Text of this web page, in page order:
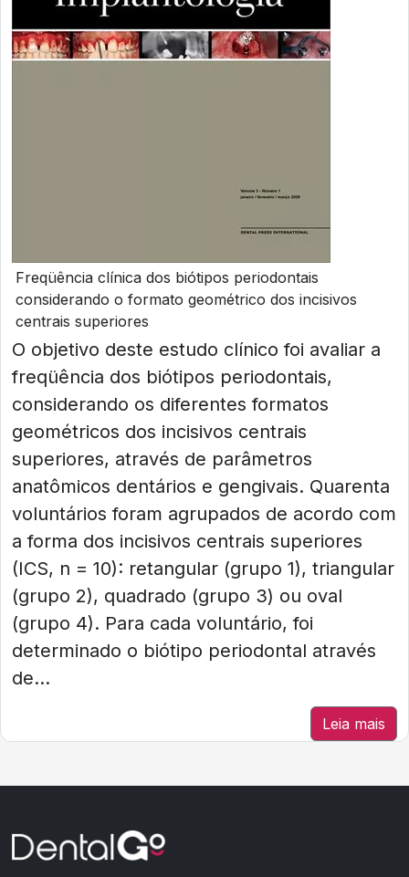
Freqüência clínica dos biótipos periodontais
considerando o formato geométrico dos incisivos
centrais superiores
O objetivo deste estudo clínico foi avaliar a
freqüência dos biótipos periodontais,
considerando os diferentes formatos
geométricos dos incisivos centrais
superiores, através de parâmetros
anatômicos dentários e gengivais. Quarenta
voluntários foram agrupados de acordo com
a forma dos incisivos centrais superiores
(ICS, n = 10): retangular (grupo 1), triangular
(grupo 2), quadrado (grupo 3) ou oval
(grupo 4). Para cada voluntário, foi
determinado o biótipo periodontal através
de...
Leia mais